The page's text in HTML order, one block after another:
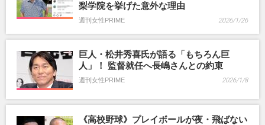
梨学院を挙げた意外な理由
週刊女性PRIME 2026/1/26
巨人・松井秀喜氏が語る「もちろん巨
人」！ 監督就任へ長嶋さんとの約束
週刊女性PRIME 2026/1/8
《高校野球》プレイボールが夜・飛ばない